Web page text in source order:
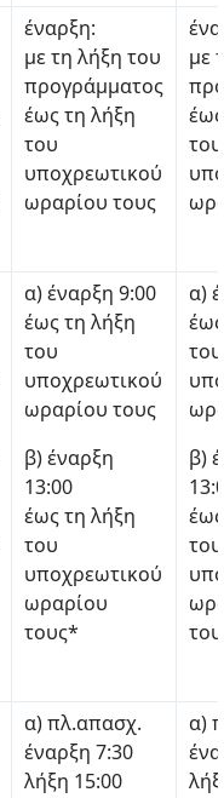
έναρξη:
με τη λήξη του
προγράμματος
έως τη λήξη
του
υποχρεωτικού
ωραρίου τους
με
του
α) έναρξη 9:00
έως τη λήξη
του
υποχρεωτικού
ωραρίου τους
β) έναρξη
13:00
έως τη λήξη
του
υποχρεωτικού
ωραρίου
τους*
α)
του
β)
του
α) πλ.απασχ.
έναρξη 7:30
λήξη 15:00
α)